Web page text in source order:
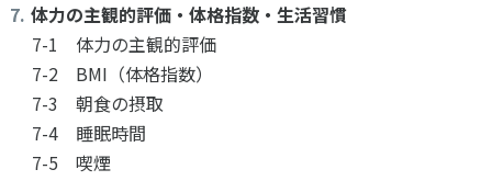
体力の主観的評価・体格指数・生活習慣
7-1 体力の主観的評価
7-2 BMI（体格指数）
7-3 朝食の摂取
7-4 睡眠時間
7-5 喫煙